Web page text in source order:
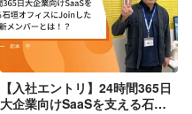
【入社エントリ】24時間365日
大企業向けSaaSを支える石垣